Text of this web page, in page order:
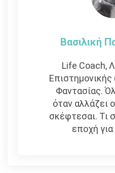
Βασιλική
Life Coach,
Επιστημονικής
Φαντασίας.
όταν αλλάζει
σκέφτεσαι. Τι
εποχή για